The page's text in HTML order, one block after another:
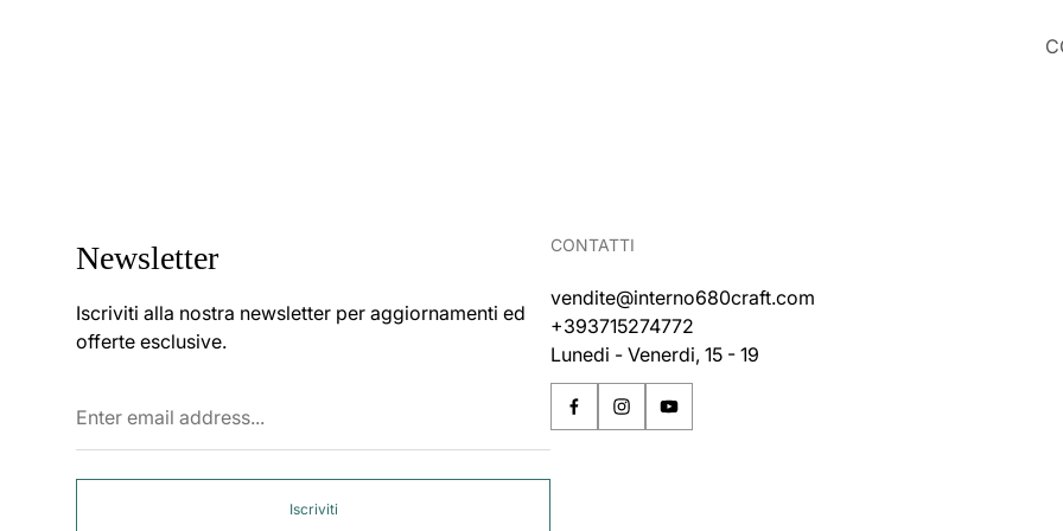
Newsletter
Iscriviti alla nostra newsletter per aggiornamenti ed
offerte esclusive.
email
Iscriviti
CONTATTI
vendite@interno680craft.com
+393715274772
Lunedi - Venerdi, 15 - 19